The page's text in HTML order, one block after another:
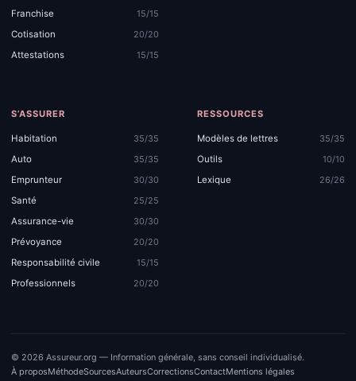
Franchise
15/15
Cotisation
20/20
Attestations
15/15
S’ASSURER
Habitation
35/35
Auto
35/35
Emprunteur
30/30
Santé
25/25
Assurance-vie
30/30
Prévoyance
20/20
Responsabilité civile
15/15
Professionnels
20/20
RESSOURCES
Modèles de lettres
35/35
Outils
10/10
Lexique
26/26
© 2026 Assureur.org — Information générale, sans conseil individualisé.
À proposMéthodeSourcesAuteursCorrectionsContactMentions légales